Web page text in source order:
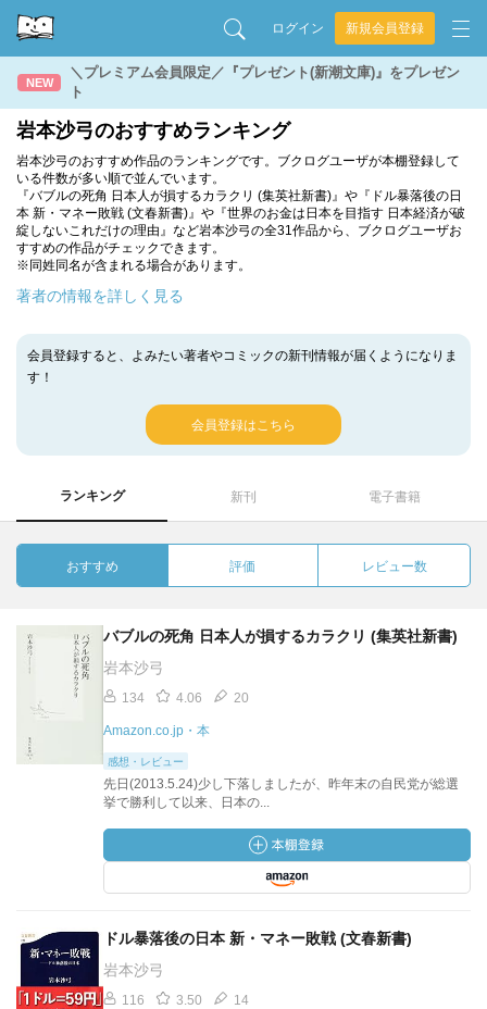
ログイン 新規会員登録
NEW
＼プレミアム会員限定／『プレゼント(新潮文庫)』をプレゼン
ト
岩本沙弓のおすすめランキング
岩本沙弓のおすすめ作品のランキングです。ブクログユーザが本棚登録して
いる件数が多い順で並んでいます。
『バブルの死角 日本人が損するカラクリ (集英社新書)』や『ドル暴落後の日
本 新・マネー敗戦 (文春新書)』や『世界のお金は日本を目指す 日本経済が破
綻しないこれだけの理由』など岩本沙弓の全31作品から、ブクログユーザお
すすめの作品がチェックできます。
※同姓同名が含まれる場合があります。
著者の情報を詳しく見る
会員登録すると、よみたい著者やコミックの新刊情報が届くようになりま
す！
会員登録はこちら
ランキング 新刊 電子書籍
おすすめ 評価 レビュー数
バブルの死角 日本人が損するカラクリ (集英社新書)
岩本沙弓
134 4.06 20
Amazon.co.jp・本
感想・レビュー
先日(2013.5.24)少し下落しましたが、昨年末の自民党が総選
挙で勝利して以来、日本の...
ドル暴落後の日本 新・マネー敗戦 (文春新書)
岩本沙弓
116 3.50 14